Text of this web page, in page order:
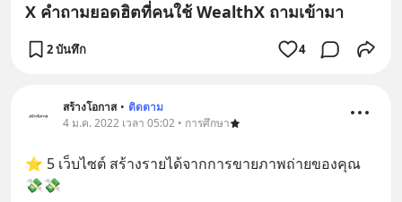
X คำถามยอดฮิตที่คนใช้ WealthX ถามเข้ามา
2 บันทึก 4
สร้างโอกาส • ติดตาม
4 ม.ค. 2022 เวลา 05:02 • การศึกษา
⭐ 5 เว็บไซต์ สร้างรายได้จากการขายภาพถ่ายของคุณ
💸💸